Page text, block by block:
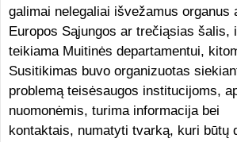
galimai nelegaliai išvežamus organus
Europos Sąjungos ar trečiąsias šalis,
teikiama Muitinės departamentui,
Susitikimas buvo organizuotas
problemą teisėsaugos institucijoms,
nuomonėmis, turima informacija bei
kontaktais, numatyti tvarką, kuri būtų